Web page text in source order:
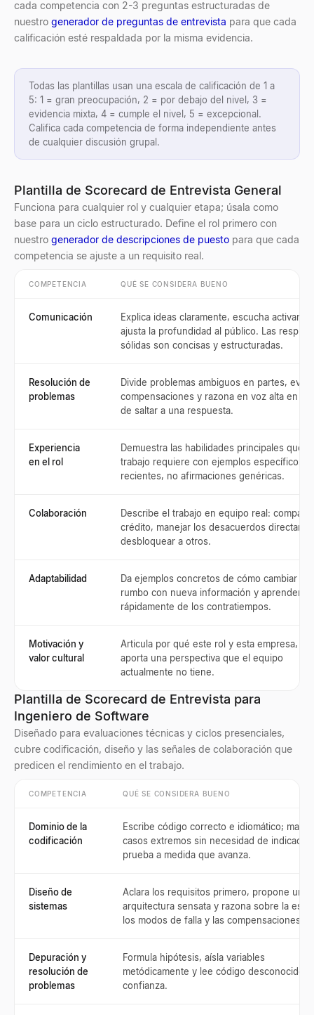
cada competencia con 2-3 preguntas estructuradas de
nuestro generador de preguntas de entrevista para que cada
calificación esté respaldada por la misma evidencia.
Todas las plantillas usan una escala de calificación de 1 a
5: 1 = gran preocupación, 2 = por debajo del nivel, 3 =
evidencia mixta, 4 = cumple el nivel, 5 = excepcional.
Califica cada competencia de forma independiente antes
de cualquier discusión grupal.
Plantilla de Scorecard de Entrevista General
Funciona para cualquier rol y cualquier etapa; úsala como
base para un ciclo estructurado. Define el rol primero con
nuestro generador de descripciones de puesto para que cada
competencia se ajuste a un requisito real.
COMPETENCIA QUÉ SE CONSIDERA BUENO
Comunicación
Explica ideas claramente, escucha
ajusta la profundidad al público. Las
sólidas son concisas y estructuradas.
Resolución de
problemas
Divide problemas ambiguos en partes,
compensaciones y razona en voz alta en
de saltar a una respuesta.
Experiencia
en el rol
Demuestra las habilidades principales que el
trabajo requiere con ejemplos específicos y
recientes, no afirmaciones genéricas.
Colaboración
Describe el trabajo en equipo real:
crédito, manejar los desacuerdos
desbloquear a otros.
Adaptabilidad
Da ejemplos concretos de cómo cambiar de
rumbo con nueva información y aprender
rápidamente de los contratiempos.
Motivación y
valor cultural
Articula por qué este rol y esta empresa, y
aporta una perspectiva que el equipo
actualmente no tiene.
Plantilla de Scorecard de Entrevista para
Ingeniero de Software
Diseñado para evaluaciones técnicas y ciclos presenciales,
cubre codificación, diseño y las señales de colaboración que
predicen el rendimiento en el trabajo.
COMPETENCIA QUÉ SE CONSIDERA BUENO
Dominio de la
codificación
Escribe código correcto e idiomático;
casos extremos sin necesidad de
prueba a medida que avanza.
Diseño de
sistemas
Aclara los requisitos primero, propone una
arquitectura sensata y razona sobre la
los modos de falla y las compensaciones.
Depuración y
resolución de
problemas
Formula hipótesis, aísla variables
metódicamente y lee código desconocido
confianza.